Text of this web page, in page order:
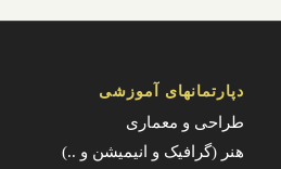
دپارتمانهای آموزشی
طراحی و معماری
هنر (گرافیک و انیمیشن و ..)